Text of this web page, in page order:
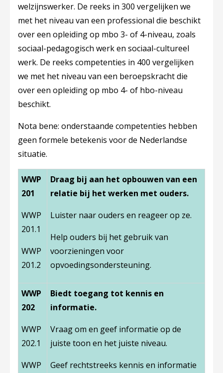
welzijnswerker. De reeks in 300 vergelijken we
met het niveau van een professional die beschikt
over een opleiding op mbo 3- of 4-niveau, zoals
sociaal-pedagogisch werk en sociaal-cultureel
werk. De reeks competenties in 400 vergelijken
we met het niveau van een beroepskracht die
over een opleiding op mbo 4- of hbo-niveau
beschikt.
Nota bene: onderstaande competenties hebben
geen formele betekenis voor de Nederlandse
situatie.
WWP
201
WWP
201.1
WWP
201.2
Draag bij aan het opbouwen van een
relatie bij het werken met ouders.
Luister naar ouders en reageer op ze.
Help ouders bij het gebruik van
voorzieningen voor
opvoedingsondersteuning.
WWP
202
WWP
202.1
WWP
Biedt toegang tot kennis en
informatie.
Vraag om en geef informatie op de
juiste toon en het juiste niveau.
Geef rechtstreeks kennis en informatie